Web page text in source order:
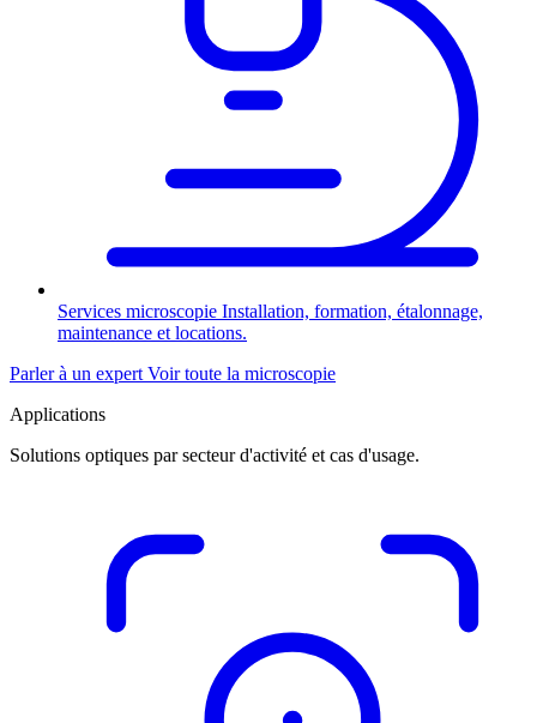
Services microscopie Installation, formation, étalonnage,
maintenance et locations.
Parler à un expert Voir toute la microscopie
Applications
Solutions optiques par secteur d'activité et cas d'usage.